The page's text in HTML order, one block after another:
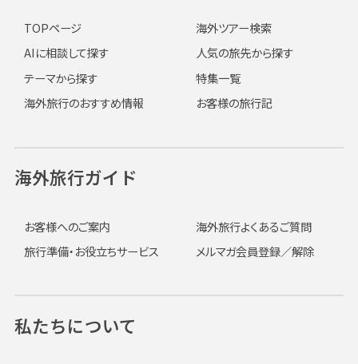
TOPページ
海外ツアー検索
AIに相談して探す
人気の旅先から探す
テーマから探す
特集一覧
海外旅行のおすすめ情報
お客様の旅行記
海外旅行ガイド
お客様へのご案内
海外旅行よくあるご質問
旅行準備・お役立ちサービス
メルマガ会員登録／解除
私たちについて